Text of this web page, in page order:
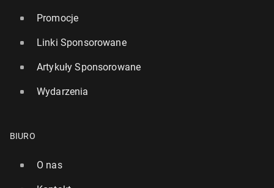
Promocje
Linki Sponsorowane
Artykuły Sponsorowane
Wydarzenia
BIURO
O nas